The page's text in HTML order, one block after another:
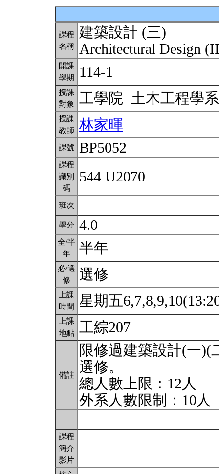
課程
名稱
建築設計 (三)
Architectural Design
開課
學期
114-1
授課
對象
工學院 土木工程學
授課
教師
林家暉
課號 BP5052
課程
識別
碼
544 U2070
班次
學分 4.0
全/半
年
半年
必/選
修
選修
上課
時間
星期五
上課
地點 工綜207
備註
限修過建築設計(一)(
選修。
總人數上限：12人
外系人數限制：10人
課程
簡介
影片